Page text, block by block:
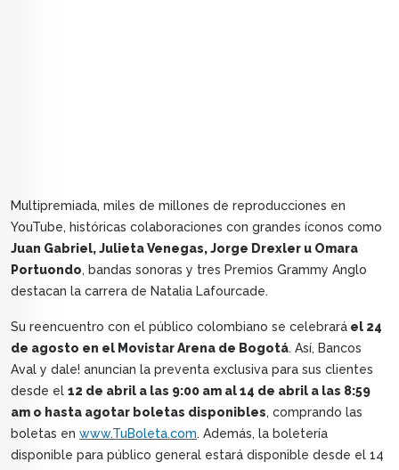
Multipremiada, miles de millones de reproducciones en
YouTube, históricas colaboraciones con grandes íconos como
Juan Gabriel, Julieta Venegas, Jorge Drexler u Omara
Portuondo, bandas sonoras y tres Premios Grammy Anglo
destacan la carrera de Natalia Lafourcade.
Su reencuentro con el público colombiano se celebrará el 24
de agosto en el Movistar Arena de Bogotá. Así, Bancos
Aval y dale! anuncian la preventa exclusiva para sus clientes
desde el 12 de abril a las 9:00 am al 14 de abril a las 8:59
am o hasta agotar boletas disponibles, comprando las
boletas en www.TuBoleta.com. Además, la boletería
disponible para público general estará disponible desde el 14